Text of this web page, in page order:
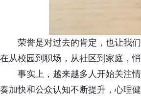
荣誉是对过去的肯定，也让我
在从校园到职场，从社区到家庭，悄
事实上，越来越多人开始关注
奏加快和公众认知不断提升，心理